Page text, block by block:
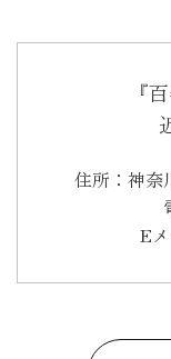
『
住所：神奈
E